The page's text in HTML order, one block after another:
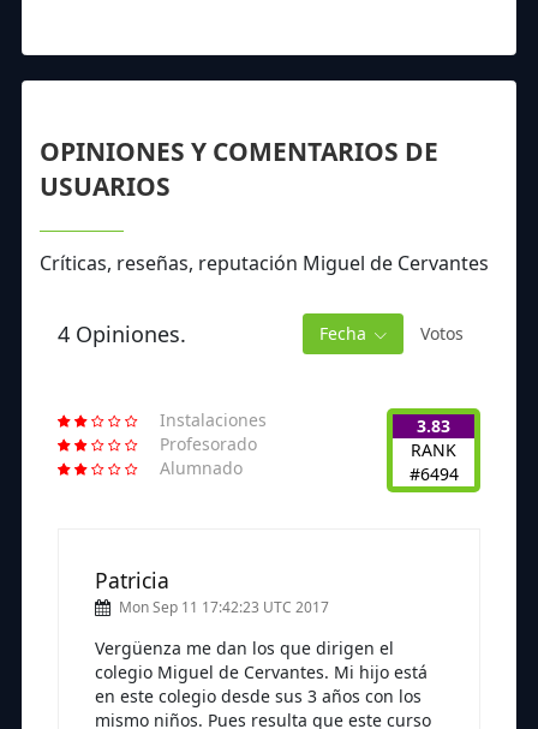
OPINIONES Y COMENTARIOS DE
USUARIOS
Críticas, reseñas, reputación Miguel de Cervantes
4 Opiniones. Fecha Votos
Instalaciones
Profesorado
Alumnado
3.83
RANK
#6494
Patricia
Mon Sep 11 17:42:23 UTC 2017
Vergüenza me dan los que dirigen el
colegio Miguel de Cervantes. Mi hijo está
en este colegio desde sus 3 años con los
mismo niños. Pues resulta que este curso